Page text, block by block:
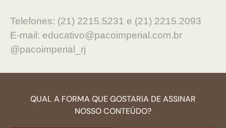
Telefones: (21) 2215.5231 e (21) 2215.2093
E-mail: educativo@pacoimperial.com.br
@pacoimperial_rj
QUAL A FORMA QUE GOSTARIA DE ASSINAR
NOSSO CONTEÚDO?